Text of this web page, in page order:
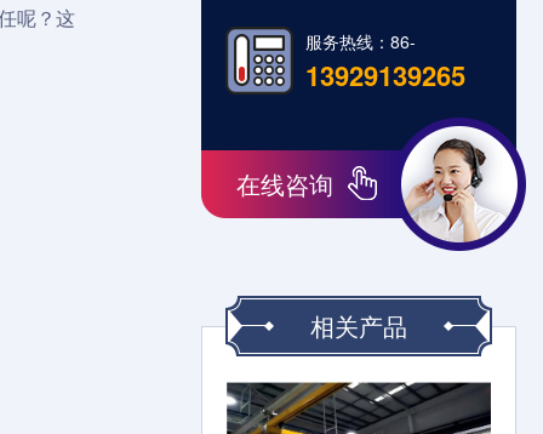
呢？这
服务热线：86-
13929139265
在线咨询
相关产品